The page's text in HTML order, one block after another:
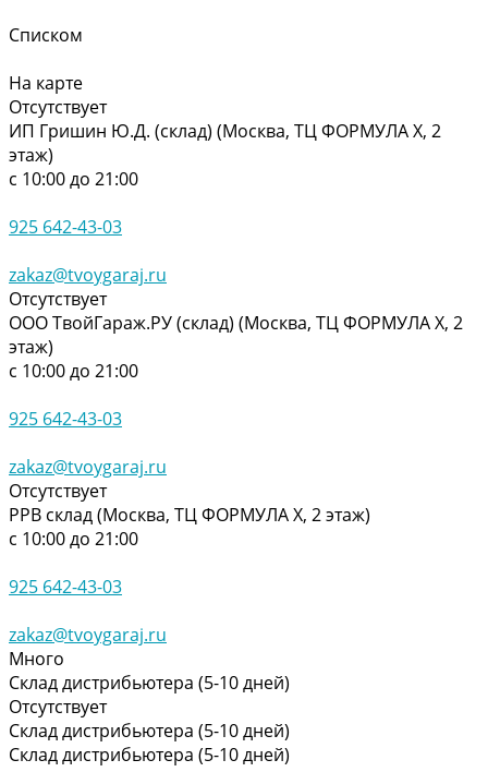
Списком
На карте
Отсутствует
ИП Гришин Ю.Д. (склад) (Москва, ТЦ ФОРМУЛА Х, 2
этаж)
с 10:00 до 21:00
925 642-43-03
zakaz@tvoygaraj.ru
Отсутствует
ООО ТвойГараж.РУ (склад) (Москва, ТЦ ФОРМУЛА Х, 2
этаж)
с 10:00 до 21:00
925 642-43-03
zakaz@tvoygaraj.ru
Отсутствует
РРВ склад (Москва, ТЦ ФОРМУЛА Х, 2 этаж)
с 10:00 до 21:00
925 642-43-03
zakaz@tvoygaraj.ru
Много
Склад дистрибьютера (5-10 дней)
Отсутствует
Склад дистрибьютера (5-10 дней)
Склад дистрибьютера (5-10 дней)